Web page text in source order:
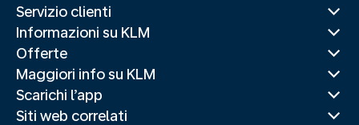
Servizio clienti
Informazioni su KLM
Offerte
Maggiori info su KLM
Scarichi l’app
Siti web correlati